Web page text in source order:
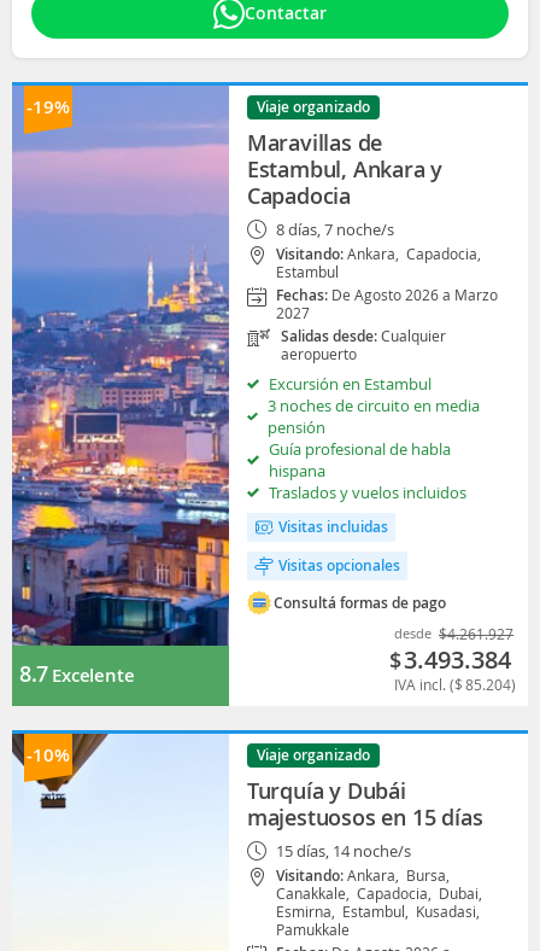
Contactar
-19%
8.7Excelente
Viaje organizado
Maravillas de
Estambul, Ankara y
Capadocia
8 días, 7 noche/s
Visitando:Ankara, Capadocia,
Estambul
Fechas: De Agosto 2026 a Marzo
2027
Salidas desde:Cualquier
aeropuerto
Excursión en Estambul
3 noches de circuito en media
pensión
Guía profesional de habla
hispana
Traslados y vuelos incluidos
Visitas incluidas
Visitas opcionales
Consultá formas de pago
desde $4.261.927
$3.493.384
IVA incl. ($85.204)
-10% Viaje organizado
Turquía y Dubái
majestuosos en 15 días
15 días, 14 noche/s
Visitando:Ankara, Bursa,
Canakkale, Capadocia, Dubai,
Esmirna, Estambul, Kusadasi,
Pamukkale